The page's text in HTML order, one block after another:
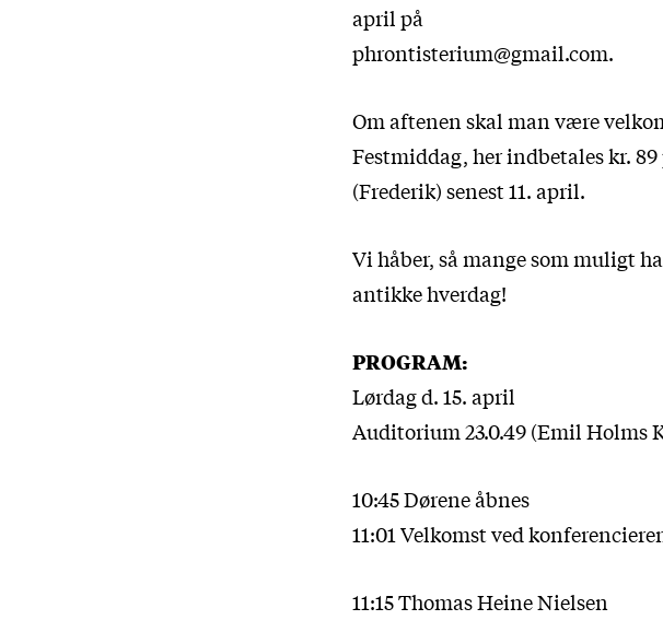
april på
phrontisterium@gmail.com.
Om aftenen skal man være
Festmiddag, her indbetales kr. 89
(Frederik) senest 11. april.
Vi håber, så mange som muligt
antikke hverdag!
PROGRAM:
Lørdag d. 15. april
Auditorium 23.0.49 (Emil Holms
10:45 Dørene åbnes
11:01 Velkomst ved
11:15 Thomas Heine Nielsen